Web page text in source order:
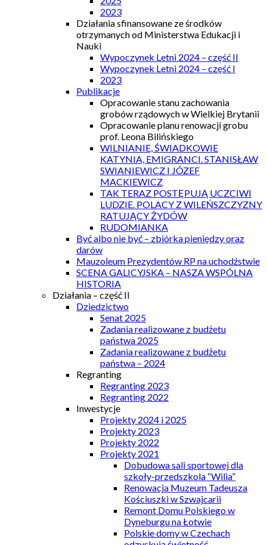
2023
Działania sfinansowane ze środków
otrzymanych od Ministerstwa Edukacji i
Nauki
Wypoczynek Letni 2024 – część II
Wypoczynek Letni 2024 – część I
2023
Publikacje
Opracowanie stanu zachowania
grobów rządowych w Wielkiej Brytanii
Opracowanie planu renowacji grobu
prof. Leona Bilińskiego
WILNIANIE, ŚWIADKOWIE
KATYNIA, EMIGRANCI. STANISŁAW
SWIANIEWICZ I JÓZEF
MACKIEWICZ
TAK TERAZ POSTĘPUJĄ UCZCIWI
LUDZIE. POLACY Z WILEŃSZCZYZNY
RATUJĄCY ŻYDÓW
RUDOMIANKA
Być albo nie być – zbiórka pieniędzy oraz
darów
Mauzoleum Prezydentów RP na uchodźstwie
SCENA GALICYJSKA – NASZA WSPÓLNA
HISTORIA
Działania – część II
Dziedzictwo
Senat 2025
Zadania realizowane z budżetu
państwa 2025
Zadania realizowane z budżetu
państwa – 2024
Regranting
Regranting 2023
Regranting 2022
Inwestycje
Projekty 2024 i 2025
Projekty 2023
Projekty 2022
Projekty 2021
Dobudowa sali sportowej dla
szkoły-przedszkola “Wilia”
Renowacja Muzeum Tadeusza
Kościuszki w Szwajcarii
Remont Domu Polskiego w
Dyneburgu na Łotwie
Polskie domy w Czechach